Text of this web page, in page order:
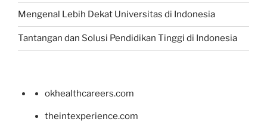
Mengenal Lebih Dekat Universitas di Indonesia
Tantangan dan Solusi Pendidikan Tinggi di Indonesia
okhealthcareers.com
theintexperience.com